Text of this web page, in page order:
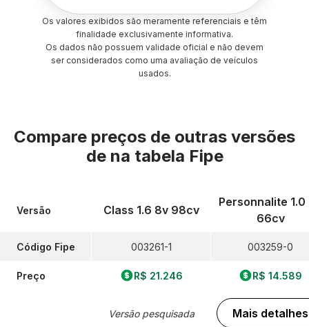
Os valores exibidos são meramente referenciais e têm
finalidade exclusivamente informativa.
Os dados não possuem validade oficial e não devem
ser considerados como uma avaliação de veículos
usados.
Compare preços de outras versões
de na tabela Fipe
Versão
Código Fipe
Preço
Class 1.6 8v 98cv
003261-1
R$ 21.246
Versão pesquisada
Personnalite 1.0
66cv
003259-0
R$ 14.589
Mais detalhes